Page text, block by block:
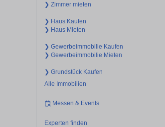
❯ Zimmer mieten
❯ Haus Kaufen
❯ Haus Mieten
❯ Gewerbeimmobilie Kaufen
❯ Gewerbeimmobilie Mieten
❯ Grundstück Kaufen
Alle Immobilien
Messen & Events
Experten finden